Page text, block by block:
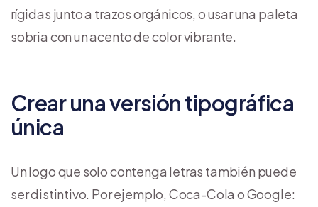
rígidas junto a trazos orgánicos, o usar una paleta
sobria con un acento de color vibrante.
Crear una versión tipográfica
única
Un logo que solo contenga letras también puede
ser distintivo. Por ejemplo, Coca-Cola o Google: